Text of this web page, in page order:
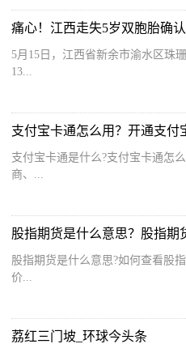
痛心！江西走失5岁双胞胎确
5月15日，江西省新余市渝水区珠
13...
支付宝卡通怎么用？开通支付
支付宝卡通是什么?支付宝卡通怎
商、...
股指期货是什么意思？股指期
股指期货是什么意思?如何查看股
价...
荔红三门坡_环球今头条